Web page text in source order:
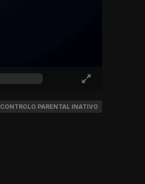
CONTROLO PARENTAL INATIVO